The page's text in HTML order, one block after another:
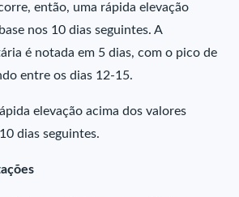
então, uma rápida elevação
nos 10 dias seguintes. A
é notada em 5 dias, com o pico de
entre os dias 12-15.
elevação acima dos valores
dias seguintes.